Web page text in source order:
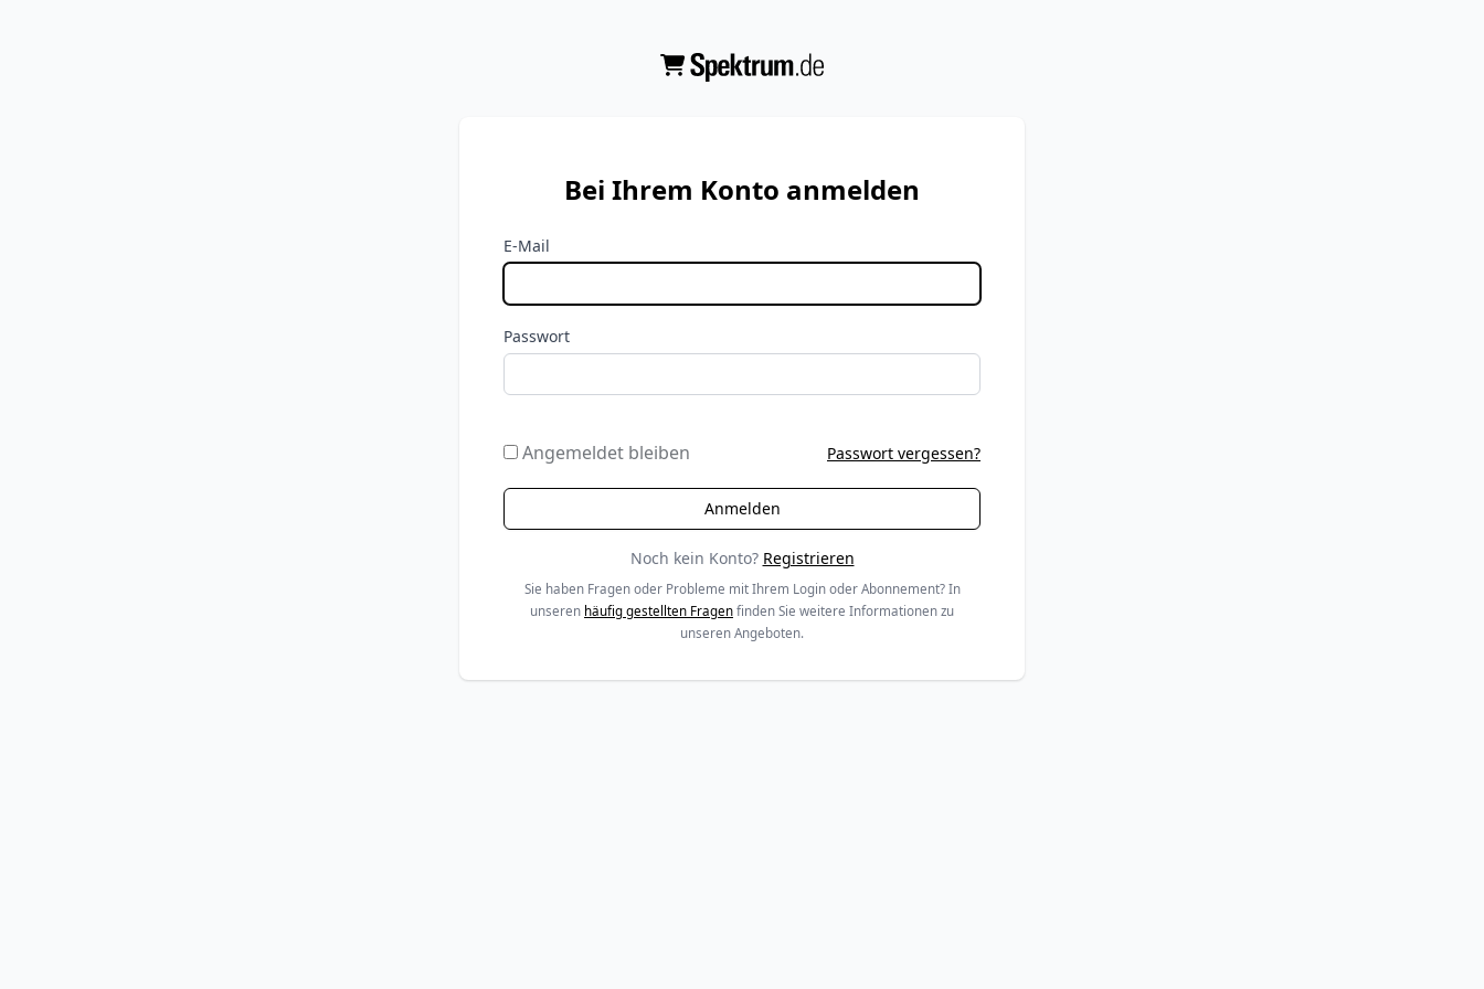
Bei Ihrem Konto anmelden
E-Mail
Passwort
Angemeldet bleiben Passwort vergessen?
Noch kein Konto? Registrieren
Sie haben Fragen oder Probleme mit Ihrem Login oder Abonnement? In
unseren häufig gestellten Fragen finden Sie weitere Informationen zu
unseren Angeboten.